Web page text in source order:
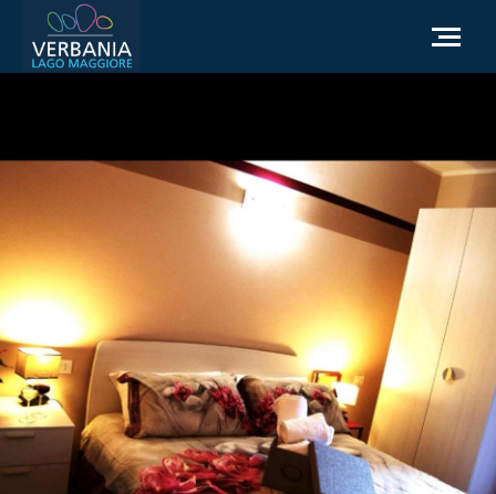
Punto de información turística
El tiempo
Podemos ayudarte?
Ir al sitio web oficial